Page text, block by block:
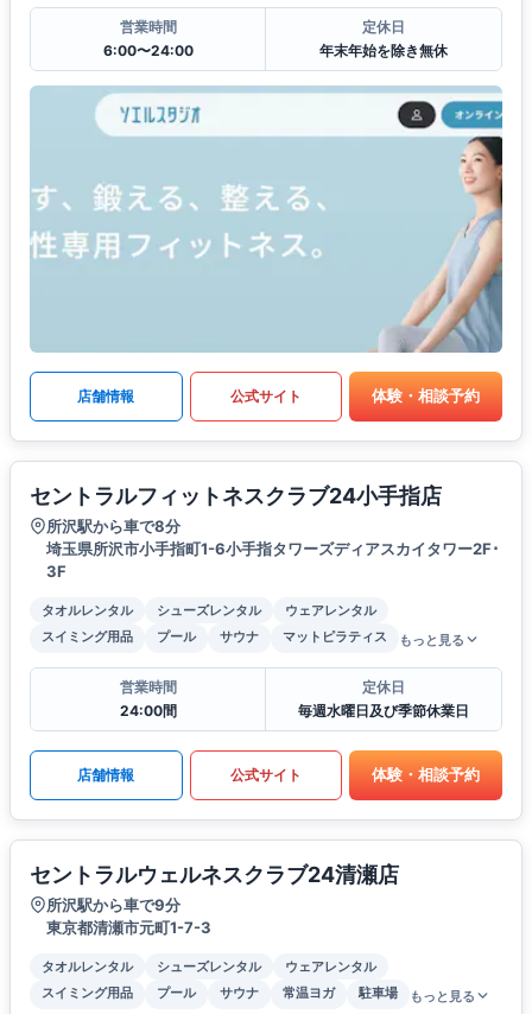
営業時間
6:00〜24:00
定休日
年末年始を除き無休
店舗情報 公式サイト 体験・相談予約
セントラルフィットネスクラブ24小手指店
所沢駅から車で8分
埼玉県所沢市小手指町1-6小手指タワーズディアスカイタワー2F･
3F
タオルレンタル シューズレンタル
ウェアレンタル
スイミング用品
プール サウナ マットピラティス もっと見る
営業時間
24:00間
定休日
毎週水曜日及び季節休業日
店舗情報 公式サイト 体験・相談予約
セントラルウェルネスクラブ24清瀬店
所沢駅から車で9分
東京都清瀬市元町1-7-3
タオルレンタル シューズレンタル
ウェアレンタル
スイミング用品
プール サウナ 常温ヨガ 駐車場 もっと見る